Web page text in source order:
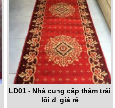
LD01 - Nhà cung cấp thảm trải
lối đi giá rẻ